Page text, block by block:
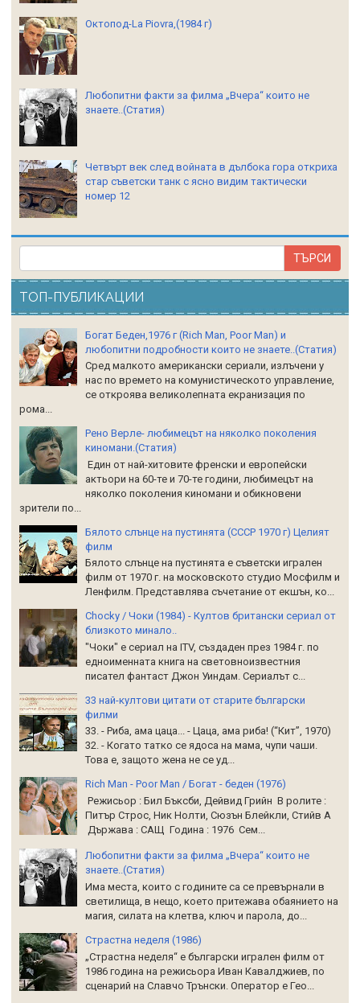
Октопод-La Piovra,(1984 г)
Любопитни факти за филма „Вчера“ които не
знаете..(Статия)
Четвърт век след войната в дълбока гора откриха
стар съветски танк с ясно видим тактически
номер 12
ТОП-ПУБЛИКАЦИИ
Богат Беден,1976 г (Rich Man, Poor Man) и
любопитни подробности които не знаете..(Статия)
Сред малкото американски сериали, излъчени у
нас по времето на комунистическото управление,
се откроява великолепната екранизация по
рома...
Рено Верле- любимецът на няколко поколения
киномани.(Статия)
Един от най-хитовите френски и европейски
актьори на 60-те и 70-те години, любимецът на
няколко поколения киномани и обикновени
зрители по...
Бялото слънце на пустинята (СССР 1970 г) Целият
филм
Бялото слънце на пустинята е съветски игрален
филм от 1970 г. на московското студио Мосфилм и
Ленфилм. Представлява съчетание от екшън, ко...
Chocky / Чоки (1984) - Култов британски сериал от
близкото минало..
"Чоки" е сериал на ITV, създаден през 1984 г. по
едноименната книга на световноизвестния
писател фантаст Джон Уиндам. Сериалът с...
33 най-култови цитати от старите български
филми
33. - Риба, ама цаца... - Цаца, ама риба! (“Кит”, 1970)
32. - Когато татко се ядоса на мама, чупи чаши.
Това е, защото жена не се уд...
Rich Man - Poor Man / Богат - беден (1976)
Режисьор : Бил Бъксби, Дейвид Грийн В ролите :
Питър Строс, Ник Нолти, Сюзън Блейкли, Стийв А
Държава : САЩ Година : 1976 Сем...
Любопитни факти за филма „Вчера“ които не
знаете..(Статия)
Има места, които с годините са се превърнали в
светилища, в нещо, което притежава обаянието на
магия, силата на клетва, ключ и парола, до...
Страстна неделя (1986)
„Страстна неделя“ е български игрален филм от
1986 година на режисьора Иван Кавалджиев, по
сценарий на Славчо Трънски. Оператор е Гео...